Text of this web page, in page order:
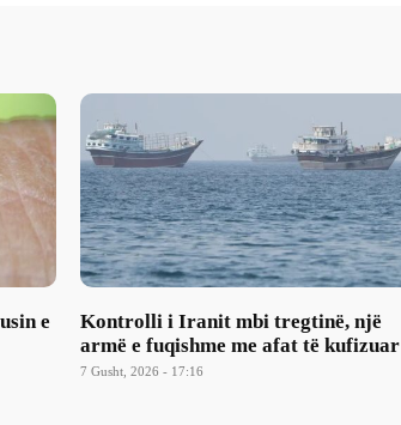
e
Kontrolli i Iranit mbi tregtinë, një
armë e fuqishme me afat të kufizuar
7 Gusht, 2026 - 17:16